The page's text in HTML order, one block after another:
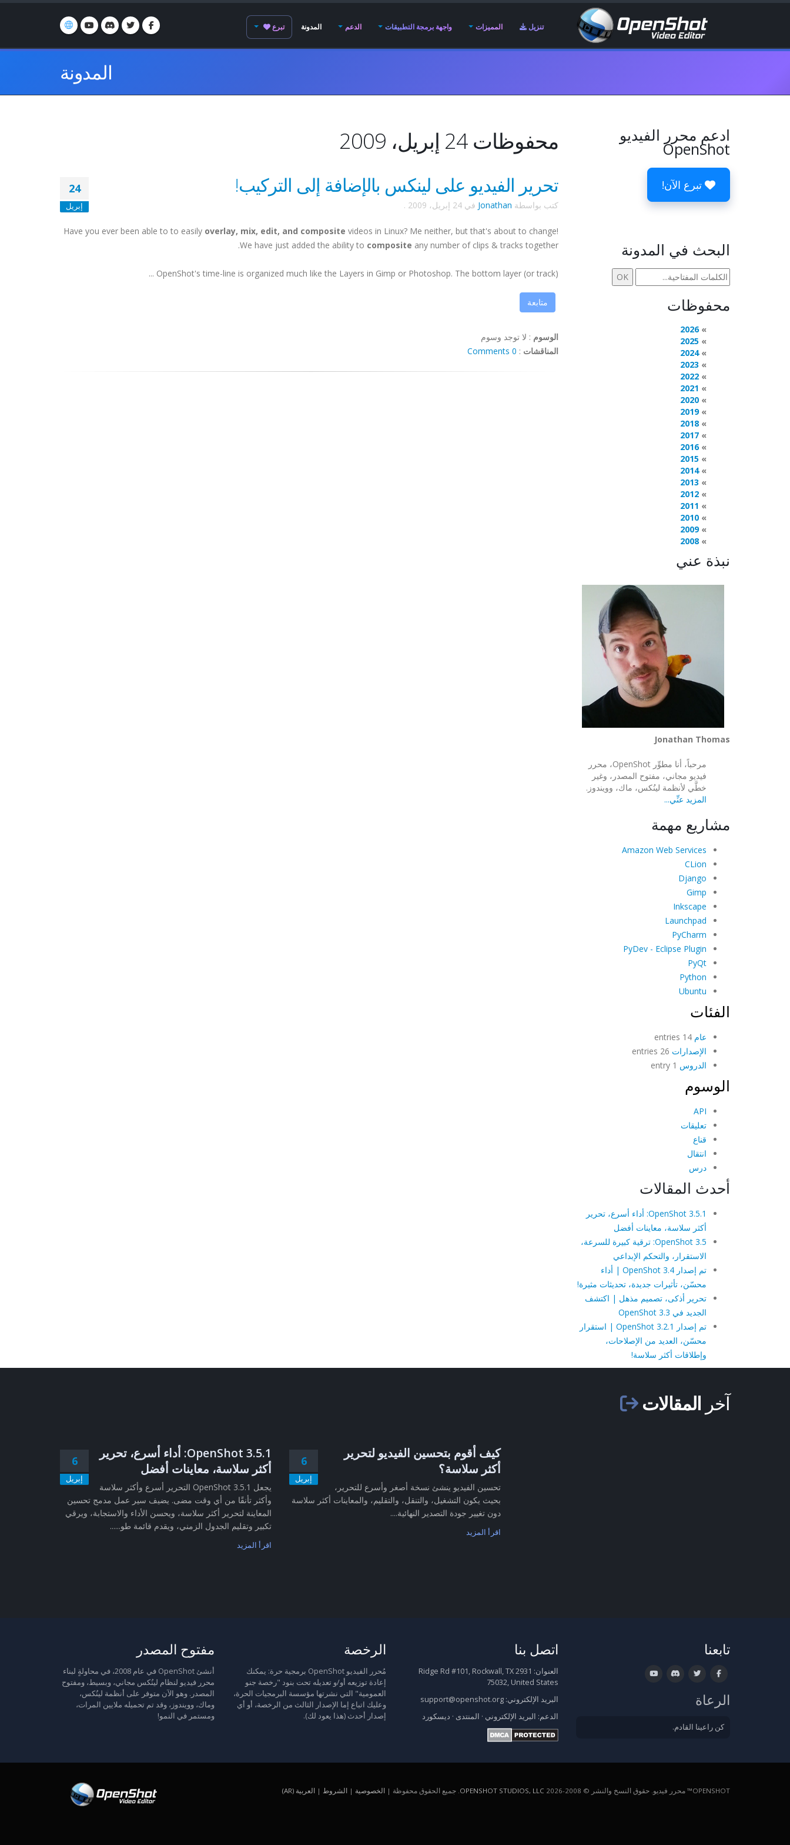
تنزيل المميزات واجهة برمجة التطبيقات الدعم المدونة تبرع
المدونة
محفوظات 24 إبريل، 2009
24
إبريل
تحرير الفيديو على لينكس بالإضافة إلى التركيب!
كتب بواسطة Jonathan في24 إبريل، 2009 .
Have you ever been able to to easily overlay, mix, edit, and composite videos in Linux? Me neither, but that's about to change!
We have just added the ability to composite any number of clips & tracks together.
OpenShot's time-line is organized much like the Layers in Gimp or Photoshop. The bottom layer (or track) ...
متابعة
الوسوم : لا توجد وسوم
المناقشات :
0 Comments
ادعم محرر الفيديو
OpenShot
تبرع الآن!
البحث في المدونة
محفوظات
2026
2025
2024
2023
2022
2021
2020
2019
2018
2017
2016
2015
2014
2013
2012
2011
2010
2009
2008
نبذة عني
Jonathan Thomas
مرحباً، أنا مطوِّر OpenShot، محرر
فيديو مجاني، مفتوح المصدر، وغير
خطَّي لأنظمة لينُكس، ماك، وويندوز.
المزيد عنِّي...
مشاريع مهمة
Amazon Web Services
CLion
Django
Gimp
Inkscape
Launchpad
PyCharm
PyDev - Eclipse Plugin
PyQt
Python
Ubuntu
الفئات
عام
الإصدارات
الدروس
الوسوم
API
تعليقات
قناع
انتقال
درس
أحدث المقالات
OpenShot 3.5.1: أداء أسرع، تحرير
أكثر سلاسة، معاينات أفضل
OpenShot 3.5: ترقية كبيرة للسرعة،
الاستقرار، والتحكم الإبداعي
تم إصدار OpenShot 3.4 | أداء
محسّن، تأثيرات جديدة، تحديثات مثيرة!
تحرير أذكى، تصميم مذهل | اكتشف
الجديد في OpenShot 3.3
تم إصدار OpenShot 3.2.1 | استقرار
محسّن، العديد من الإصلاحات،
وإطلاقات أكثر سلاسة!
آخر المقالات
6
إبريل
OpenShot 3.5.1: أداء أسرع، تحرير
أكثر سلاسة، معاينات أفضل
يجعل OpenShot 3.5.1 التحرير أسرع وأكثر سلاسة
وأكثر تأنقًا من أي وقت مضى. يضيف سير عمل مدمج تحسين
المعاينة لتحرير أكثر سلاسة، ويحسن الأداء والاستجابة، ويرقي
تكبير وتقليم الجدول الزمني، ويقدم قائمة طو......
اقرأ المزيد
6
إبريل
كيف أقوم بتحسين الفيديو لتحرير
أكثر سلاسة؟
تحسين الفيديو ينشئ نسخة أصغر وأسرع للتحرير،
بحيث يكون التشغيل، والتنقل، والتقليم، والمعاينات أكثر سلاسة
دون تغيير جودة التصدير النهائية....
اقرأ المزيد
مفتوح المصدر
أنشئ OpenShot في عام 2008، في محاولةٍ لبناء
محرر فيديو لنظام لينُكس مجاني، وبسيط، ومفتوح
المصدر. وهو الآن متوفر على أنظمة لينُكس،
وماك، وويندوز، وقد تم تحميله ملايين المرات،
ومستمر في النمو!
الرخصة
مُحرر الفيديو OpenShot برمجية حرة: يمكنك
إعادة توزيعه أو/و تعديله تحت بنود "رخصة جنو
العمومية" التي نشرتها مؤسسة البرمجيات الحرة،
وعليك اتباع إما الإصدار الثالث من الرخصة، أو أي
إصدار أحدث (هذا يعود لك).
اتصل بنا
العنوان:
2931 Ridge Rd #101, Rockwall, TX
75032, United States
البريد الإلكتروني: support@openshot.org
الدعم: البريد الإلكتروني · المنتدى · ديسكورد
تابعنا
الرعاة
كن راعينا القادم.
OPENSHOT™ محرر فيديو. حقوق النسخ والنشر © 2008-2026 OPENSHOT STUDIOS, LLC. جميع الحقوق محفوظة | الخصوصية | الشروط | العربية (AR)